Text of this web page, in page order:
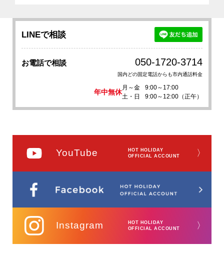
LINEで相談
お電話で相談 050-1720-3714
国内どの固定電話からも市内通話料金
年中無休
月～金
9:00～17:00
土・日
9:00～12:00（正午）
YouTube
HOT HOLIDAY
OFFICIAL ACCOUNT
〉
Instagram
HOT HOLIDAY
OFFICIAL ACCOUNT
〉